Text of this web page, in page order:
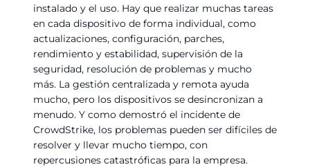
instalado y el uso. Hay que realizar muchas tareas
en cada dispositivo de forma individual, como
actualizaciones, configuración, parches,
rendimiento y estabilidad, supervisión de la
seguridad, resolución de problemas y mucho
más. La gestión centralizada y remota ayuda
mucho, pero los dispositivos se desincronizan a
menudo. Y como demostró el incidente de
CrowdStrike, los problemas pueden ser difíciles de
resolver y llevar mucho tiempo, con
repercusiones catastróficas para la empresa.